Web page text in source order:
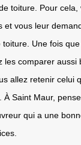
toiture. Pour
et vous leur
Une fois
les comparer aussi
allez retenir celui
À Saint Maur,
qui a une